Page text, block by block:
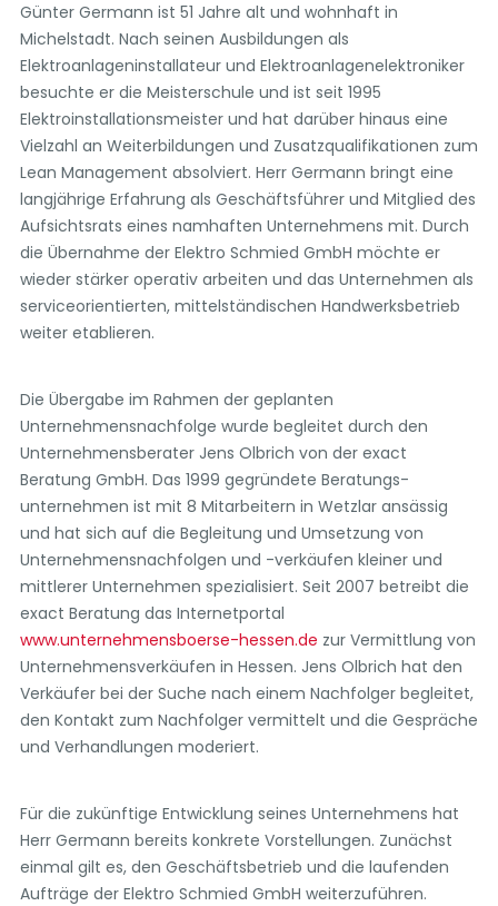
Günter Germann ist 51 Jahre alt und wohnhaft in
Michelstadt. Nach seinen Ausbildungen als
Elektroanlageninstallateur und Elektroanlagenelektroniker
besuchte er die Meisterschule und ist seit 1995
Elektroinstallationsmeister und hat darüber hinaus eine
Vielzahl an Weiterbildungen und Zusatzqualifikationen zum
Lean Management absolviert. Herr Germann bringt eine
langjährige Erfahrung als Geschäftsführer und Mitglied des
Aufsichtsrats eines namhaften Unternehmens mit. Durch
die Übernahme der Elektro Schmied GmbH möchte er
wieder stärker operativ arbeiten und das Unternehmen als
serviceorientierten, mittelständischen Handwerksbetrieb
weiter etablieren.
Die Übergabe im Rahmen der geplanten
Unternehmensnachfolge wurde begleitet durch den
Unternehmensberater Jens Olbrich von der exact
Beratung GmbH. Das 1999 gegründete Beratungs-
unternehmen ist mit 8 Mitarbeitern in Wetzlar ansässig
und hat sich auf die Begleitung und Umsetzung von
Unternehmensnachfolgen und -verkäufen kleiner und
mittlerer Unternehmen spezialisiert. Seit 2007 betreibt die
exact Beratung das Internetportal
www.unternehmensboerse-hessen.de zur Vermittlung von
Unternehmensverkäufen in Hessen. Jens Olbrich hat den
Verkäufer bei der Suche nach einem Nachfolger begleitet,
den Kontakt zum Nachfolger vermittelt und die Gespräche
und Verhandlungen moderiert.
Für die zukünftige Entwicklung seines Unternehmens hat
Herr Germann bereits konkrete Vorstellungen. Zunächst
einmal gilt es, den Geschäftsbetrieb und die laufenden
Aufträge der Elektro Schmied GmbH weiterzuführen.